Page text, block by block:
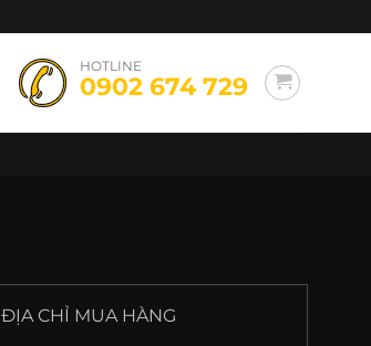
HOTLINE
0902 674 729
ĐỊA CHỈ MUA HÀNG